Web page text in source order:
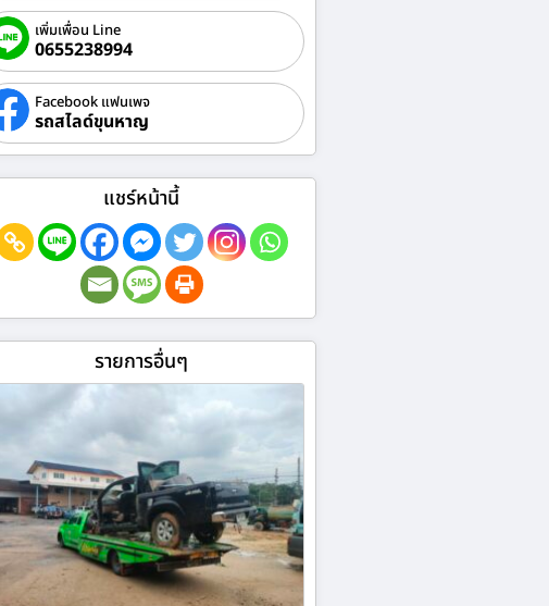
เพิ่มเพื่อน Line
0655238994
Facebook แฟนเพจ
รถสไลด์ขุนหาญ
แชร์หน้านี้
รายการอื่นๆ